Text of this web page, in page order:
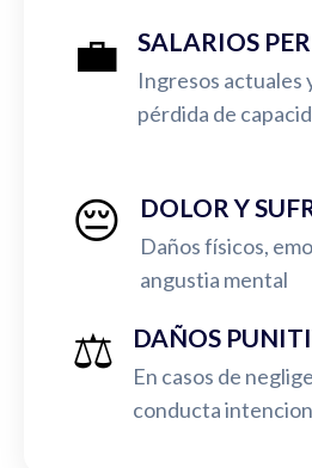
💼 SALARIOS
Ingresos actuales
pérdida de
😔 DOLOR Y
Daños físicos,
angustia mental
⚖️ DAÑOS
En casos de
conducta